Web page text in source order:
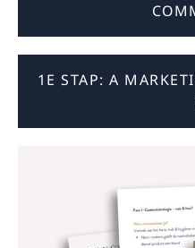
1E STAP: A